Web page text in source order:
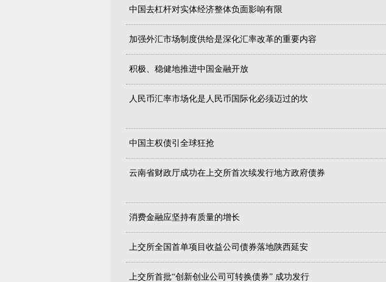
中国去杠杆对实体经济整体负面影响有限
加强外汇市场制度供给是深化汇率改革的重要内容
积极、稳健地推进中国金融开放
人民币汇率市场化是人民币国际化必须迈过的坎
中国主权债引全球狂抢
云南省财政厅成功在上交所首次续发行地方政府债券
消费金融应坚持有质量的增长
上交所全国首单项目收益公司债券落地陕西延安
上交所首批“创新创业公司可转换债券” 成功发行